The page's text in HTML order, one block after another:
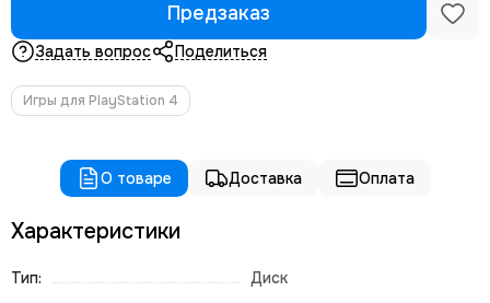
Предзаказ
Задать вопрос Поделиться
Игры для PlayStation 4
О товаре Доставка Оплата
Характеристики
Тип:
Диск